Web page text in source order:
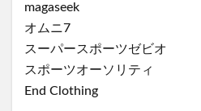
magaseek
オムニ7
スーパースポーツゼビオ
スポーツオーソリティ
End Clothing